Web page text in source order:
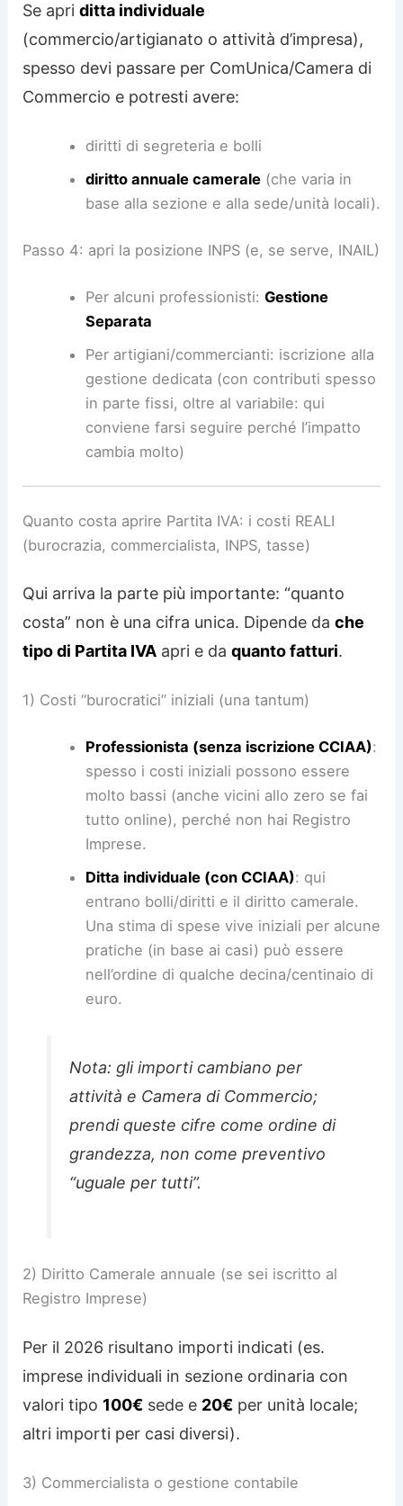
Se apriditta individuale
(commercio/artigianato o attività d’impresa),
spesso devi passare per ComUnica/Camera di
Commercio e potresti avere:
diritti di segreteria e bolli
diritto annuale camerale(che varia in
base alla sezione e alla sede/unità locali).
Passo 4: apri la posizione INPS (e, se serve, INAIL)
Per alcuni professionisti: Gestione
Separata
Per artigiani/commercianti: iscrizione alla
gestione dedicata (con contributi spesso
in parte fissi, oltre al variabile: qui
conviene farsi seguire perché l’impatto
cambia molto)
Quanto costa aprire Partita IVA: i costi REALI
(burocrazia, commercialista, INPS, tasse)
Qui arriva la parte più importante: “quanto
costa” non è una cifra unica. Dipende dache
tipo di Partita IVA apri e daquanto fatturi.
1) Costi “burocratici” iniziali (una tantum)
Professionista (senza iscrizione CCIAA):
spesso i costi iniziali possono essere
molto bassi (anche vicini allo zero se fai
tutto online), perché non hai Registro
Imprese.
Ditta individuale (con CCIAA): qui
entrano bolli/diritti e il diritto camerale.
Una stima di spese vive iniziali per alcune
pratiche (in base ai casi) può essere
nell’ordine di qualche decina/centinaio di
euro.
Nota: gli importi cambiano per
attività e Camera di Commercio;
prendi queste cifre come ordine di
grandezza, non come preventivo
“uguale per tutti”.
2) Diritto Camerale annuale (se sei iscritto al
Registro Imprese)
Per il 2026 risultano importi indicati (es.
imprese individuali in sezione ordinaria con
valori tipo 100€ sede e 20€ per unità locale;
altri importi per casi diversi).
3) Commercialista o gestione contabile